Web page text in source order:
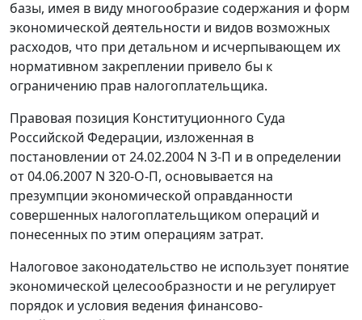
базы, имея в виду многообразие содержания и форм
экономической деятельности и видов возможных
расходов, что при детальном и исчерпывающем их
нормативном закреплении привело бы к
ограничению прав налогоплательщика.
Правовая позиция Конституционного Суда
Российской Федерации, изложенная в
постановлении от 24.02.2004 N 3-П и в определении
от 04.06.2007 N 320-О-П, основывается на
презумпции экономической оправданности
совершенных налогоплательщиком операций и
понесенных по этим операциям затрат.
Налоговое законодательство не использует понятие
экономической целесообразности и не регулирует
порядок и условия ведения финансово-